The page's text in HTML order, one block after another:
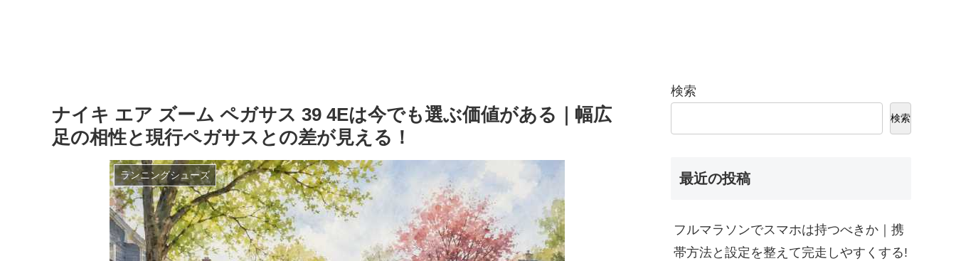
ナイキ エア ズーム ペガサス 39 4Eは今でも選ぶ価値がある｜幅広
足の相性と現行ペガサスとの差が見える！
ランニングシューズ
検索
検索
最近の投稿
フルマラソンでスマホは持つべきか｜携
帯方法と設定を整えて完走しやすくする!